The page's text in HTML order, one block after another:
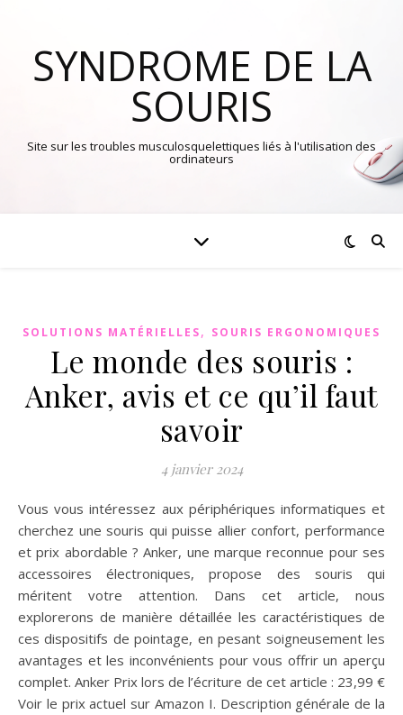
SYNDROME DE LA
SOURIS
Site sur les troubles musculosquelettiques liés à l'utilisation des
ordinateurs
SOLUTIONS MATÉRIELLES, SOURIS ERGONOMIQUES
Le monde des souris :
Anker, avis et ce qu’il faut
savoir
4 janvier 2024
Vous vous intéressez aux périphériques informatiques et
cherchez une souris qui puisse allier confort, performance
et prix abordable ? Anker, une marque reconnue pour ses
accessoires électroniques, propose des souris qui
méritent votre attention. Dans cet article, nous
explorerons de manière détaillée les caractéristiques de
ces dispositifs de pointage, en pesant soigneusement les
avantages et les inconvénients pour vous offrir un aperçu
complet. Anker Prix lors de l’écriture de cet article : 23,99 €
Voir le prix actuel sur Amazon I. Description générale de la